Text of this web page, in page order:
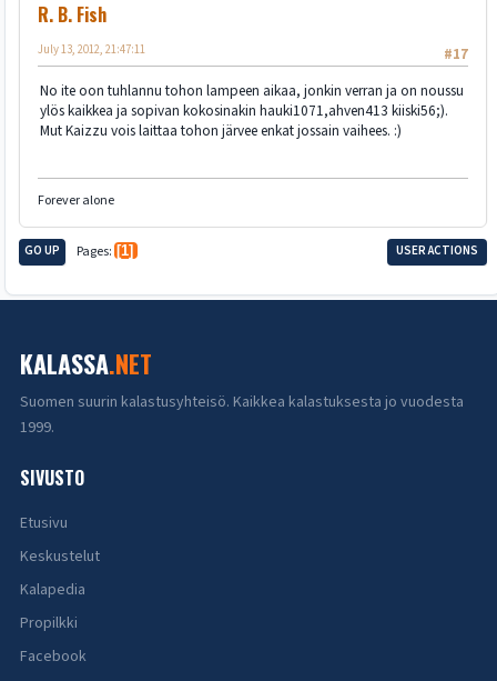
R. B. Fish
#17
July 13, 2012, 21:47:11
No ite oon tuhlannu tohon lampeen aikaa, jonkin verran ja on noussu
ylös kaikkea ja sopivan kokosinakin hauki1071,ahven413 kiiski56;).
Mut Kaizzu vois laittaa tohon järvee enkat jossain vaihees. :)
Forever alone
GO UP Pages 1 USER ACTIONS
KALASSA.NET
Suomen suurin kalastusyhteisö. Kaikkea kalastuksesta jo vuodesta
1999.
SIVUSTO
Etusivu
Keskustelut
Kalapedia
Propilkki
Facebook